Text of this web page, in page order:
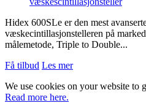
Hidex 600SLe er den mest
væskecintillasjonstelleren på
målemetode, Triple to Double...
Få tilbud Les mer
We use cookies on your website to
Read more here.